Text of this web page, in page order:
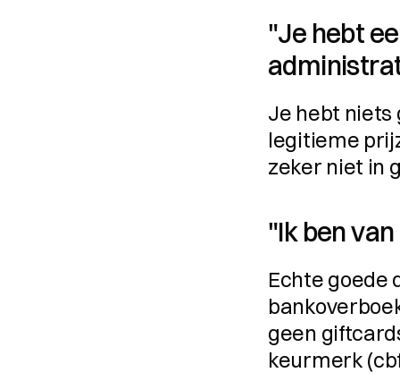
"Je hebt
Je hebt niets
legitieme
zeker niet in
"Ik ben
Echte goede
geen
keurmerk